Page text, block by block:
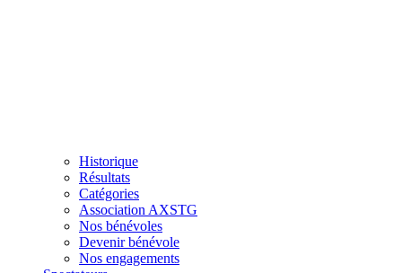
Historique
Résultats
Catégories
Association AXSTG
Nos bénévoles
Devenir bénévole
Nos engagements